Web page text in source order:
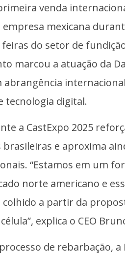
venda
mexicana
do setor de
marcou a atuação da
tecnologia digital.
a CastExpo 2025
e aproxima
“Estamos em um
norte americano e
colhido a partir da
explica o CEO
de rebarbação, a